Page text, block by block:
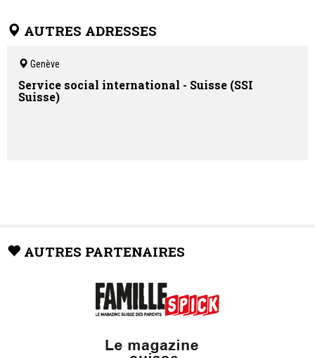
AUTRES ADRESSES
Genève
Service social international - Suisse (SSI
Suisse)
AUTRES PARTENAIRES